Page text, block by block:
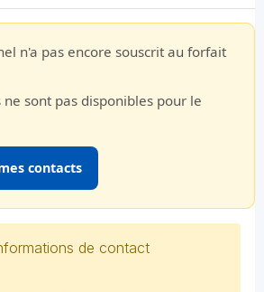
n'a pas encore souscrit au forfait
ne sont pas disponibles pour le
contacts
de contact